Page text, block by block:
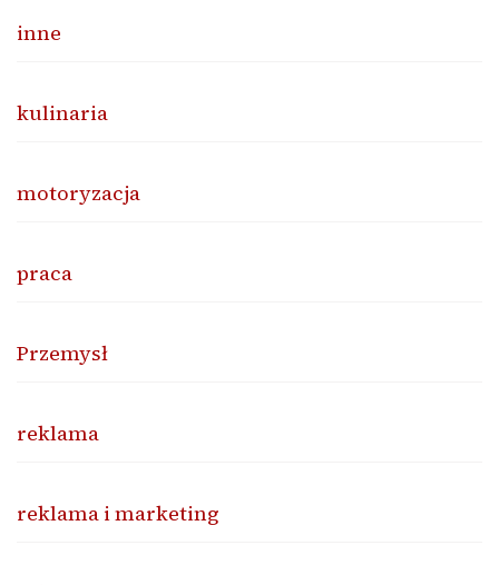
inne
kulinaria
motoryzacja
praca
Przemysł
reklama
reklama i marketing